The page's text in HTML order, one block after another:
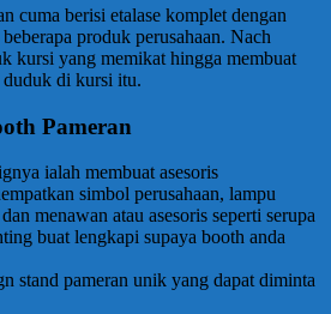
cuma berisi etalase komplet dengan
produk perusahaan. Nach
kursi yang memikat hingga membuat
di kursi itu.
Pameran
ialah membuat asesoris
simbol perusahaan, lampu
menawan atau asesoris seperti serupa
buat lengkapi supaya booth anda
stand pameran unik yang dapat diminta